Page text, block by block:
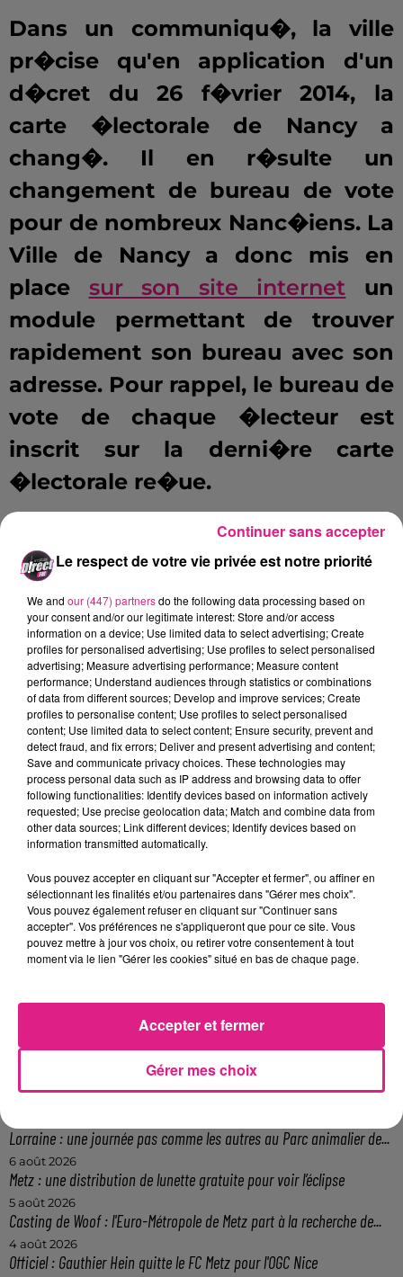
Dans un communiqu�, la ville
pr�cise qu'en application d'un
d�cret du 26 f�vrier 2014, la
carte �lectorale de Nancy a
chang�. Il en r�sulte un
changement de bureau de vote
pour de nombreux Nanc�iens. La
Ville de Nancy a donc mis en
place sur son site internet un
module permettant de trouver
rapidement son bureau avec son
adresse. Pour rappel, le bureau de
vote de chaque �lecteur est
inscrit sur la derni�re carte
�lectorale re�ue.
Si vous n'avez toujours pas re�u
votre carte �lectorale, il est
conseill� de joindre la mairie au
03 83 85 31 92, ou bien par mail �
elections@nancy.fr. Toutes les
cartes d'�lecteur ont �t�
adress�es par voie postale pour
le 15 avril au plus tard.
A noter que ce dimanche 23 avril,
et le dimanche�7 mai, pour les
pr�sidentielle, les bureaux de
vote seront ouverts � Nancy de
8h � 19h. Pour les �lections
l�gislatives des 11 et 18 juin, ils
seront ouverts de 8h � 18h.
Lorraine : une journée pas comme les autres au Parc animalier de...
6 août 2026
Metz : une distribution de lunette gratuite pour voir l’éclipse
5 août 2026
Casting de Woof : l'Euro-Métropole de Metz part à la recherche de...
4 août 2026
Officiel : Gauthier Hein quitte le FC Metz pour l'OGC Nice
Le respect de votre vie privée est notre priorité
We and our (447) partnersdo the following data processing based on
your consent and/or our legitimate interest: Store and/or access
information on a device; Use limited data to select advertising; Create
profiles for personalised advertising; Use profiles to select personalised
advertising; Measure advertising performance; Measure content
performance; Understand audiences through statistics or combinations
of data from different sources; Develop and improve services; Create
profiles to personalise content; Use profiles to select personalised
content; Use limited data to select content; Ensure security, prevent and
detect fraud, and fix errors; Deliver and present advertising and content;
Save and communicate privacy choices. These technologies may
process personal data such as IP address and browsing data to offer
following functionalities: Identify devices based on information actively
requested; Use precise geolocation data; Match and combine data from
other data sources; Link different devices; Identify devices based on
information transmitted automatically.
Vous pouvez accepter en cliquant sur "Accepter et fermer", ou affiner en
sélectionnant les finalités et/ou partenaires dans "Gérer mes choix".
Vous pouvez également refuser en cliquant sur "Continuer sans
accepter". Vos préférences ne s'appliqueront que pour ce site. Vous
pouvez mettre à jour vos choix, ou retirer votre consentement à tout
moment via le lien "Gérer les cookies" situé en bas de chaque page.
Gérer mes choix
Accepter et fermer
Continuer sans accepter